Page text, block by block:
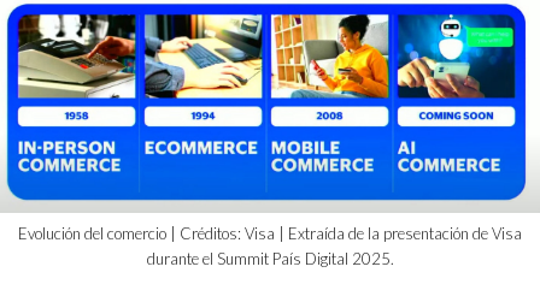
Evolución del comercio | Créditos: Visa | Extraída de la presentación de Visa
durante el Summit País Digital 2025.